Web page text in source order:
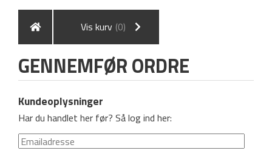
Vis kurv (0)
GENNEMFØR ORDRE
Kundeoplysninger
Har du handlet her før? Så log ind her: